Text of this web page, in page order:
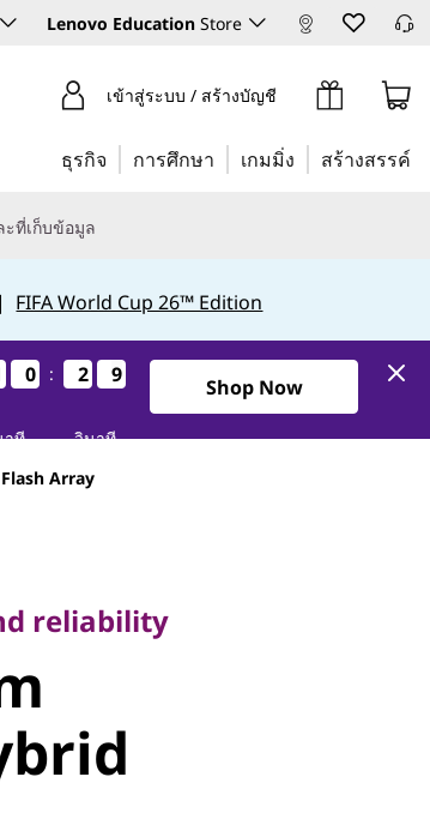
Lenovo Education Store
เข้าสู่ระบบ / สร้างบัญชี
ธุรกิจ การศึกษา เกมมิ่ง สร้างสรรค์
ะที่เก็บข้อมูล
| FIFA World Cup 26™ Edition
0
0
0
0
ที
: 2
2
2
2 8
7
8
7
วินาที
Shop Now
Array
reliability